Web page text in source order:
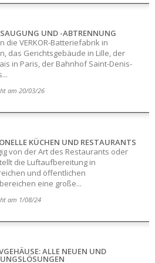
UND -ABTRENNUNG
die VERKOR-Batteriefabrik in
das Gerichtsgebäude in Lille, der
in Paris, der Bahnhof Saint-Denis-
am 20/03/26
KÜCHEN UND RESTAURANTS
von der Art des Restaurants oder
die Luftaufbereitung in
und öffentlichen
eine große...
am 1/08/24
ALLE NEUEN UND